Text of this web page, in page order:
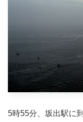
5時55分、坂出駅に到